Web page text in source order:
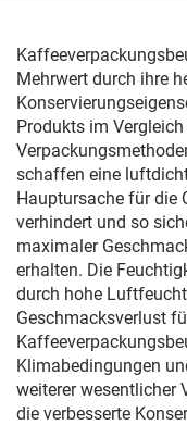
Mehrwert durch ihre
Produkts im
schaffen eine
Hauptursache für die
verhindert und so
maximaler
erhalten. Die
durch hohe
Geschmacksverlust
Klimabedingungen
weiterer wesentlicher
die verbesserte